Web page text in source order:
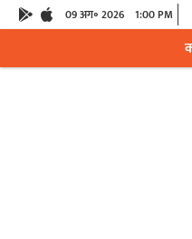
09 अग॰ 2026 1:00 PM